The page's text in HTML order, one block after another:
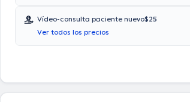
Vídeo-consulta paciente nuevo$25
Ver todos los precios